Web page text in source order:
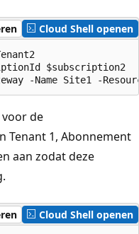
Cloud Shell openen
$subscription2
de
Tenant 1, Abonnement
aan zodat deze
Cloud Shell openen